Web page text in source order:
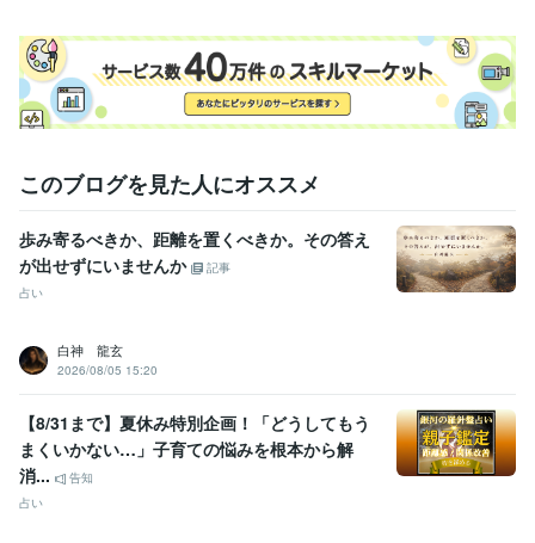
明治大学 2013年3月 ~ 2017年2月
このブログを見た人にオススメ
歩み寄るべきか、距離を置くべきか。その答え
が出せずにいませんか
記事
占い
白神 龍玄
2026/08/05 15:20
【8/31まで】夏休み特別企画！「どうしてもう
まくいかない…」子育ての悩みを根本から解
消...
告知
占い